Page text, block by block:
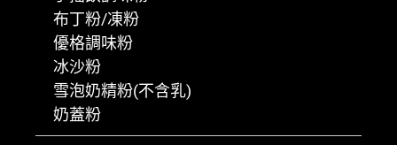
布丁粉/凍粉
優格調味粉
冰沙粉
雪泡奶精粉(不含乳)
奶蓋粉